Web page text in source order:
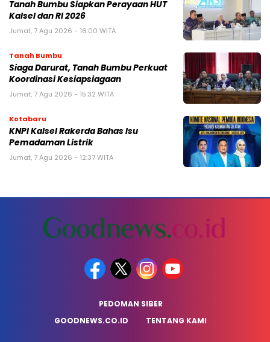
Tanah Bumbu Siapkan Perayaan HUT
Kalsel dan RI 2026
Jumat, 7 Agu 2026 - 16:00 WITA
Tanah Bumbu
Siaga Darurat, Tanah Bumbu Perkuat
Koordinasi Kesiapsiagaan
Jumat, 7 Agu 2026 - 15:32 WITA
Kotabaru
KNPI Kalsel Rakerda Bahas Isu
Pemadaman Listrik
Jumat, 7 Agu 2026 - 12:37 WITA
PEDOMAN SIBER
GOODNEWS.CO.ID
TENTANG KAMI